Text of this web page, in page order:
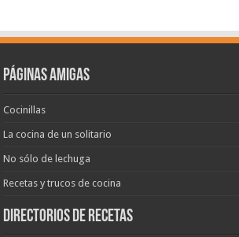
Páginas amigas
Cocinillas
La cocina de un solitario
No sólo de lechuga
Recetas y trucos de cocina
Directorios de recetas